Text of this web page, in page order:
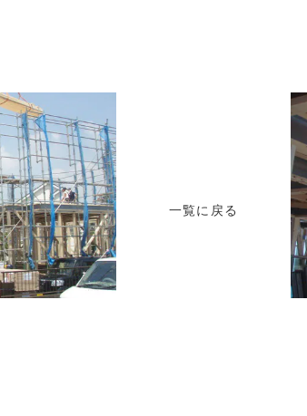
一覧に戻る